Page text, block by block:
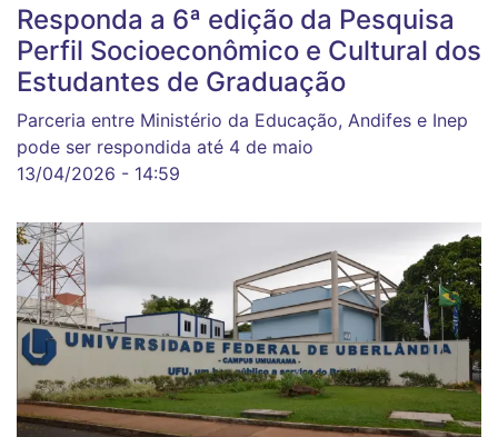
Responda a 6ª edição da Pesquisa
Perfil Socioeconômico e Cultural dos
Estudantes de Graduação
Parceria entre Ministério da Educação, Andifes e Inep
pode ser respondida até 4 de maio
13/04/2026 - 14:59